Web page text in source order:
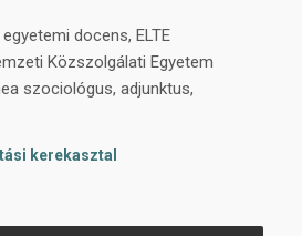
docens, ELTE
Közszolgálati Egyetem
szociológus, adjunktus,
kerekasztal